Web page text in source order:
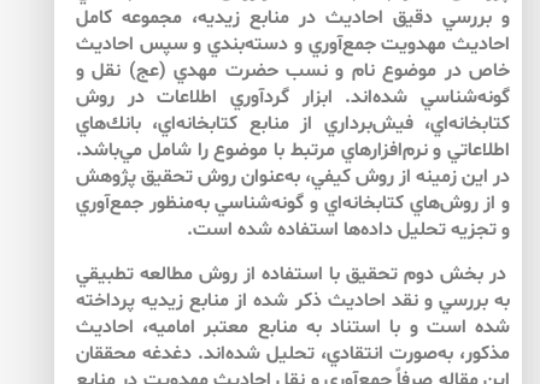
و بررسي دقيق احاديث در منابع زيديه، مجموعه كامل
احاديث مهدويت جمع‌آوري و دسته‌بندي و سپس احاديث
خاص در موضوع نام و نسب حضرت مهدي (عج) نقل و
گونه‌شناسي شده‌اند. ابزار گردآوري اطلاعات در روش
كتابخانه‌اي، فيش‌برداري از منابع كتابخانه‌اي، بانك‌هاي
اطلاعاتي و نرم‌افزارهاي مرتبط با موضوع را شامل مي‌باشد.
در اين زمينه از روش كيفي، به‌عنوان روش تحقيق پژوهش
و از روش‌هاي كتابخانه‌اي و گونه‌شناسي به‌منظور جمع‌آوري
و تجزيه تحليل داده‌ها استفاده شده است.
در بخش دوم تحقيق با استفاده از روش مطالعه تطبيقي
به بررسي و نقد احاديث ذكر شده از منابع زيديه پرداخته
شده است و با استناد به منابع معتبر اماميه، احاديث
مذكور، به‌صورت انتقادي، تحليل شده‌اند. دغدغه محققان